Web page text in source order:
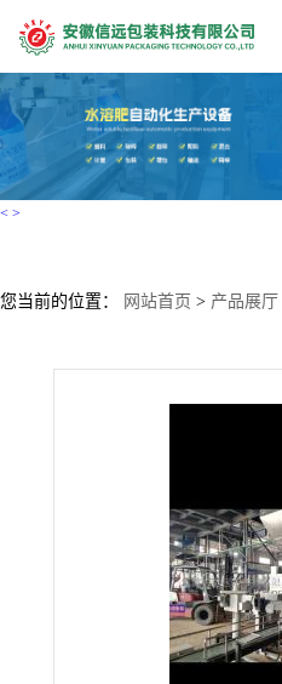
< >
您当前的位置： 网站首页 > 产品展厅